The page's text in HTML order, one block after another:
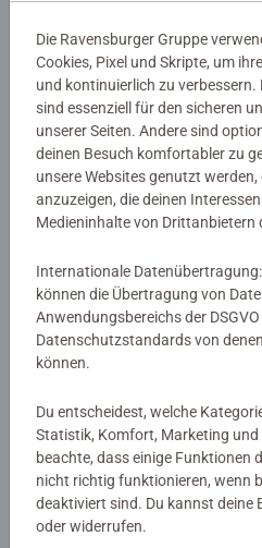
Details
Artikelnummer:
47159
EAN:
ISBN:
978-3-
Warnhinweise und
Noch keine
abgegeben
0/0
Verfasse eine
Richtlinien für Bewertungen
Die Ravensburger Gruppe
Cookies, Pixel und Skripte, um
und kontinuierlich zu verbessern.
sind essenziell für den sicheren
unserer Seiten. Andere sind
deinen Besuch komfortabler zu
unsere Websites genutzt
anzuzeigen, die deinen
Medieninhalte von Drittanbietern
Internationale
können die Übertragung von
Anwendungsbereichs der
Datenschutzstandards von
können.
Du entscheidest, welche
Statistik, Komfort, Marketing und
beachte, dass einige Funktionen
nicht richtig funktionieren, wenn
deaktiviert sind. Du kannst deine
oder widerrufen.